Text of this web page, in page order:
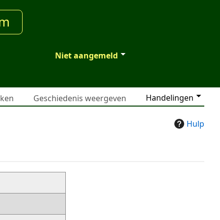
Niet aangemeld
Handelingen
Geschiedenis weergeven
Hulp